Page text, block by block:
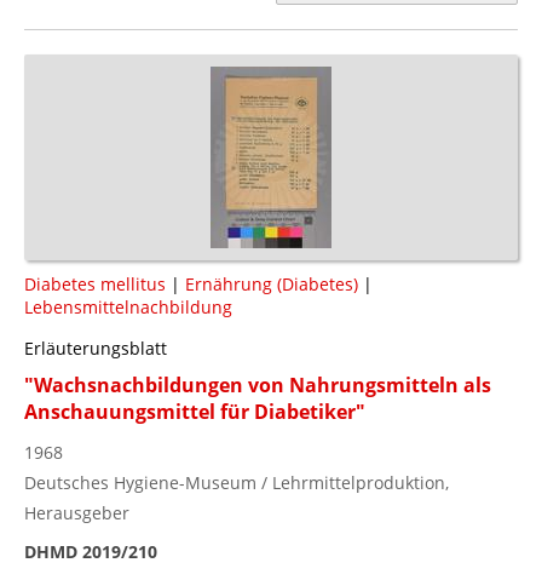
Diabetes mellitus | Ernährung (Diabetes) |
Lebensmittelnachbildung
Erläuterungsblatt
"Wachsnachbildungen von Nahrungsmitteln als
Anschauungsmittel für Diabetiker"
1968
Deutsches Hygiene-Museum / Lehrmittelproduktion,
Herausgeber
DHMD 2019/210